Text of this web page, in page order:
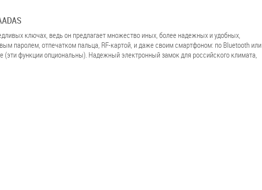
ключах, ведь он предлагает множество иных, более надежных и удобных,
паролем, отпечатком пальца, RF-картой, и даже своим смартфоном: по Bluetooth или
(эти функции опциональны). Надежный электронный замок для российского климата,